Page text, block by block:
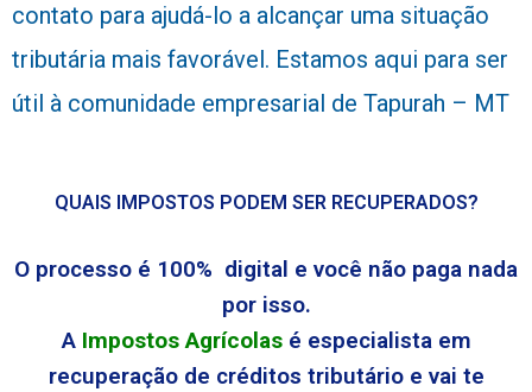
contato para ajudá-lo a alcançar uma situação
tributária mais favorável. Estamos aqui para ser
útil à comunidade empresarial de Tapurah – MT
QUAIS IMPOSTOS PODEM SER RECUPERADOS?
O processo é 100% digital e você não paga nada
por isso.
A Impostos Agrícolasé especialista em
recuperação de créditos tributário e vai te